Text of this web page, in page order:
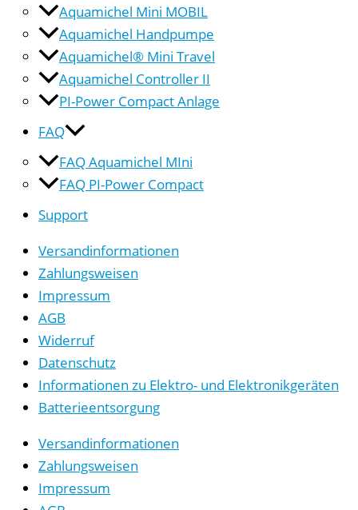
Aquamichel Mini MOBIL
Aquamichel Handpumpe
Aquamichel® Mini Travel
Aquamichel Controller II
PI-Power Compact Anlage
FAQ
FAQ Aquamichel MIni
FAQ PI-Power Compact
Support
Versandinformationen
Zahlungsweisen
Impressum
AGB
Widerruf
Datenschutz
Informationen zu Elektro- und Elektronikgeräten
Batterieentsorgung
Versandinformationen
Zahlungsweisen
Impressum